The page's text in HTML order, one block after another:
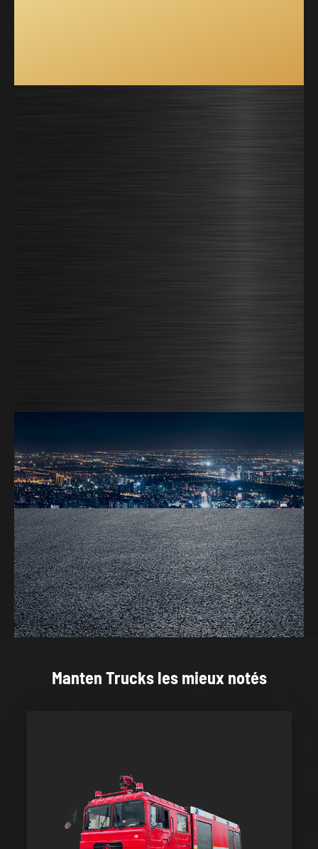
Manten Trucks les mieux notés